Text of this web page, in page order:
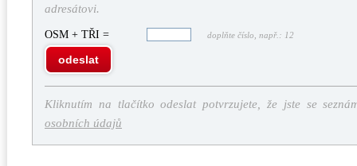
adresátovi.
OSM + TŘI = doplňte číslo, např.: 12
odeslat
Kliknutím na tlačítko odeslat potvrzujete, že jste se
osobních údajů